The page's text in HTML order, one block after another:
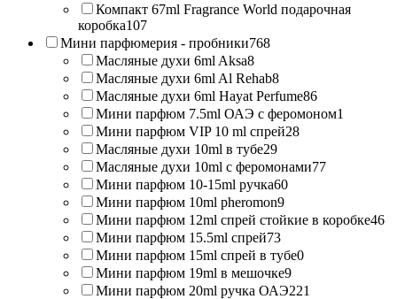
Компакт 67ml Fragrance World подарочная
коробка107
Мини парфюмерия - пробники768
Масляные духи 6ml Aksa8
Масляные духи 6ml Al Rehab8
Масляные духи 6ml Hayat Perfume86
Мини парфюм 7.5ml ОАЭ с феромоном1
Мини парфюм VIP 10 ml спрей28
Масляные духи 10ml в тубе29
Масляные духи 10ml с феромонами77
Мини парфюм 10-15ml ручка60
Мини парфюм 10ml pheromon9
Мини парфюм 12ml спрей стойкие в коробке46
Мини парфюм 15.5ml спрей73
Мини парфюм 15ml спрей в тубе0
Мини парфюм 19ml в мешочке9
Мини парфюм 20ml ручка ОАЭ221